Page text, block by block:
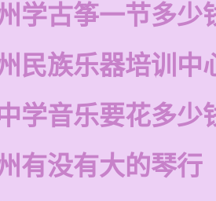
学古筝一节多少
民族乐器培训中
学音乐要花多少
有没有大的琴行